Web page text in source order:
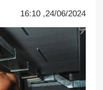
24/06/2024, 16:10